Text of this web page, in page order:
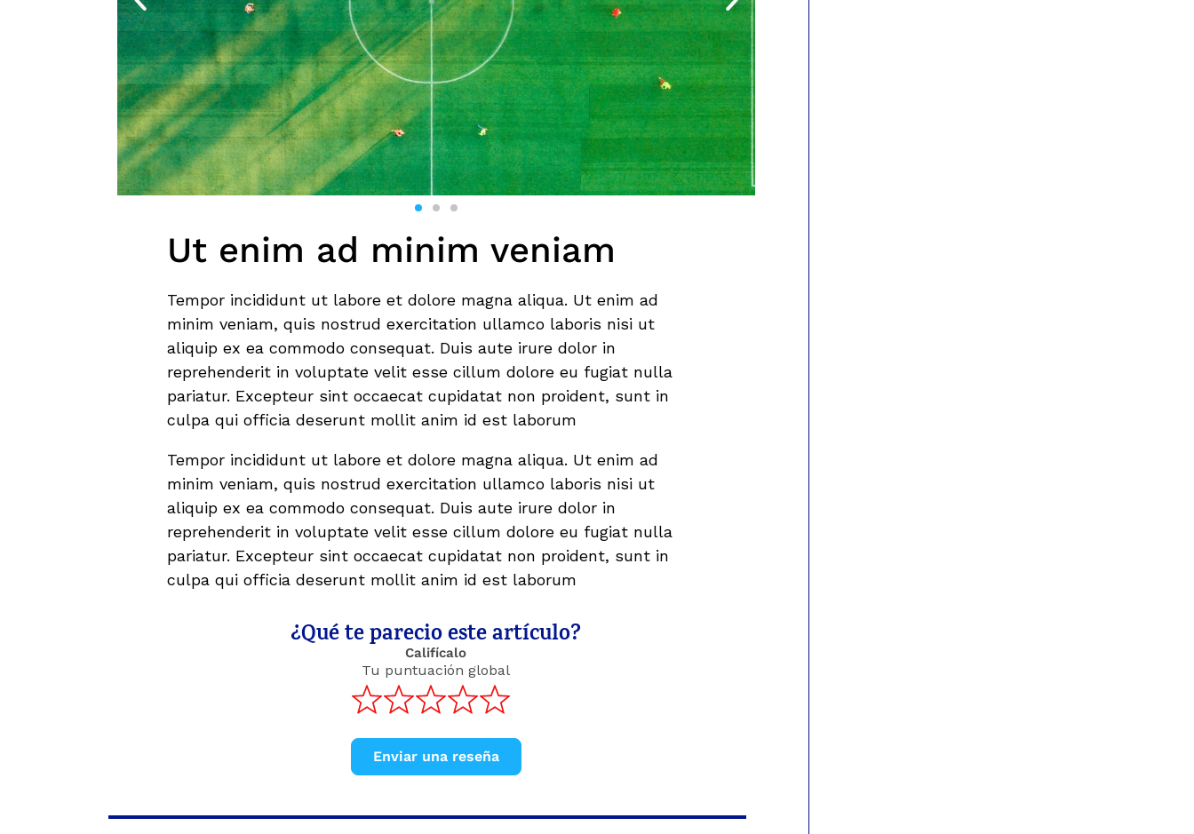
Ut enim ad minim veniam
Tempor incididunt ut labore et dolore magna aliqua. Ut enim ad
minim veniam, quis nostrud exercitation ullamco laboris nisi ut
aliquip ex ea commodo consequat. Duis aute irure dolor in
reprehenderit in voluptate velit esse cillum dolore eu fugiat nulla
pariatur. Excepteur sint occaecat cupidatat non proident, sunt in
culpa qui officia deserunt mollit anim id est laborum
Tempor incididunt ut labore et dolore magna aliqua. Ut enim ad
minim veniam, quis nostrud exercitation ullamco laboris nisi ut
aliquip ex ea commodo consequat. Duis aute irure dolor in
reprehenderit in voluptate velit esse cillum dolore eu fugiat nulla
pariatur. Excepteur sint occaecat cupidatat non proident, sunt in
culpa qui officia deserunt mollit anim id est laborum
¿Qué te parecio este artículo?
Califícalo
Tu puntuación global
Enviar una reseña